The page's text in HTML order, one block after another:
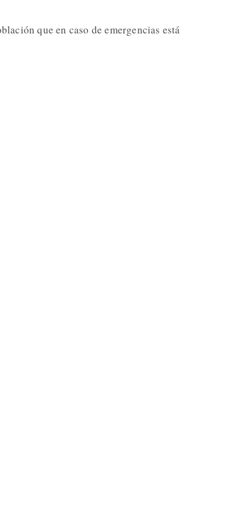
que en caso de emergencias está